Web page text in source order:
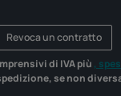
Revoca un contratto
di IVA più ,
se non